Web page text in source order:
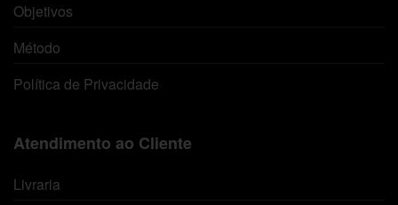
Objetivos
Método
Política de Privacidade
Atendimento ao Cliente
Livraria